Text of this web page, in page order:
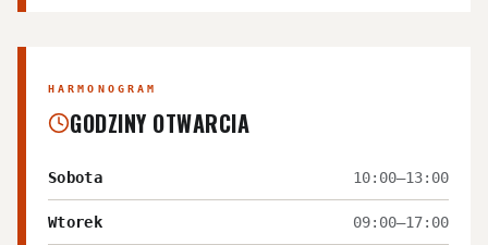
HARMONOGRAM
GODZINY OTWARCIA
Sobota 10:00–13:00
Wtorek 09:00–17:00